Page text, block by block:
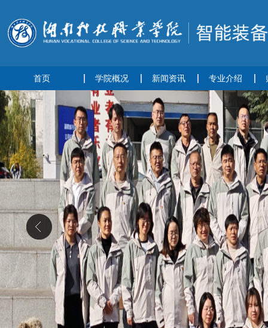
首页 学院概况 新闻资讯 专业介绍